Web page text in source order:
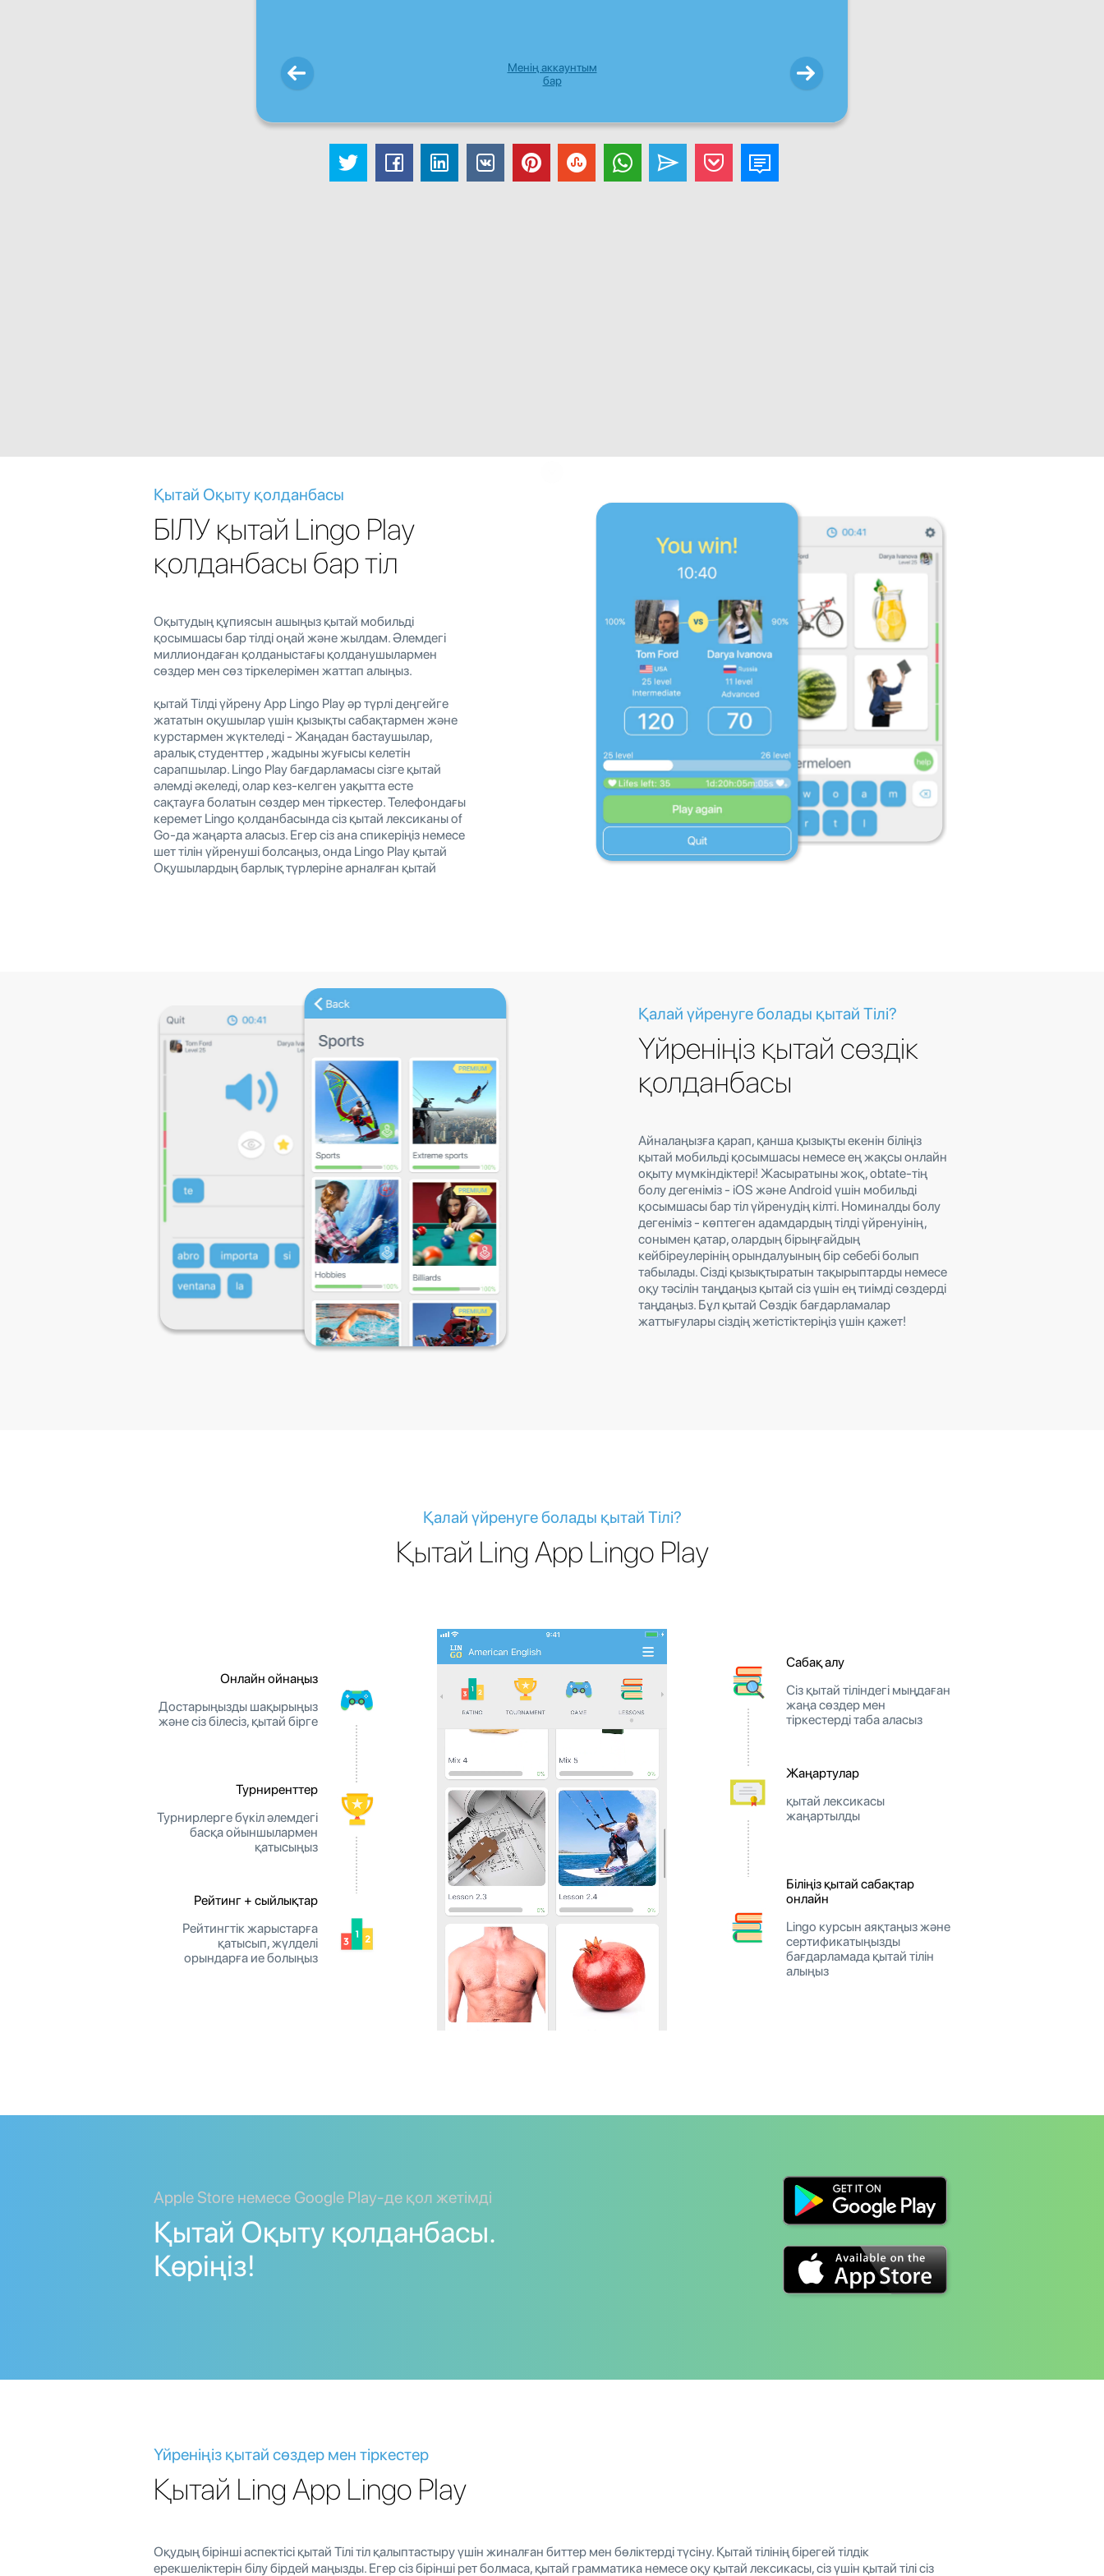
Менің аккаунтым
бар
Қытай Оқыту қолданбасы
БІЛУ қытай Lingo Play
қолданбасы бар тіл
Оқытудың құпиясын ашыңыз қытай мобильді
қосымшасы бар тілді оңай және жылдам. Әлемдегі
миллиондаған қолданыстағы қолданушылармен
сөздер мен сөз тіркелерімен жаттап алыңыз.
қытай Тілді үйрену App Lingo Play әр түрлі деңгейге
жататын оқушылар үшін қызықты сабақтармен және
курстармен жүктеледі - Жаңадан бастаушылар,
аралық студенттер , жадыны жуғысы келетін
сарапшылар. Lingo Play бағдарламасы сізге қытай
әлемді әкеледі, олар кез-келген уақытта есте
сақтауға болатын сөздер мен тіркестер. Телефондағы
керемет Lingo қолданбасында сіз қытай лексиканы of
Go-да жаңарта аласыз. Егер сіз ана спикеріңіз немесе
шет тілін үйренуші болсаңыз, онда Lingo Play қытай
Оқушылардың барлық түрлеріне арналған қытай
Қалай үйренуге болады қытай Тілі?
Үйреніңіз қытай сөздік
қолданбасы
Айналаңызға қарап, қанша қызықты екенін біліңіз
қытай мобильді қосымшасы немесе ең жақсы онлайн
оқыту мүмкіндіктері! Жасыратыны жоқ, obtate-тің
болу дегеніміз - iOS және Android үшін мобильді
қосымшасы бар тіл үйренудің кілті. Номиналды болу
дегеніміз - көптеген адамдардың тілді үйренуінің,
сонымен қатар, олардың бірыңғайдың
кейбіреулерінің орындалуының бір себебі болып
табылады. Сізді қызықтыратын тақырыптарды немесе
оқу тәсілін таңдаңыз қытай сіз үшін ең тиімді сөздерді
таңдаңыз. Бұл қытай Сөздік бағдарламалар
жаттығулары сіздің жетістіктеріңіз үшін қажет!
Қалай үйренуге болады қытай Тілі?
Қытай Ling App Lingo Play
Онлайн ойнаңыз
Достарыңызды шақырыңыз
және сіз білесіз, қытай бірге
Турниренттер
Турнирлерге бүкіл әлемдегі
басқа ойыншылармен
қатысыңыз
Рейтинг + сыйлықтар
Рейтингтік жарыстарға
қатысып, жүлделі
орындарға ие болыңыз
Сабақ алу
Сіз қытай тіліндегі мыңдаған
жаңа сөздер мен
тіркестерді таба аласыз
Жаңартулар
қытай лексикасы
жаңартылды
Біліңіз қытай сабақтар
онлайн
Lingo курсын аяқтаңыз және
сертификатыңызды
бағдарламада қытай тілін
алыңыз
Apple Store немесе Google Play-де қол жетімді
Қытай Оқыту қолданбасы.
Көріңіз!
Үйреніңіз қытай сөздер мен тіркестер
Қытай Ling App Lingo Play
Оқудың бірінші аспектісі қытай Тілі тіл қалыптастыру үшін жиналған биттер мен бөліктерді түсіну. Қытай тілінің бірегей тілдік
ерекшеліктерін білу бірдей маңызды. Егер сіз бірінші рет болмаса, қытай грамматика немесе оқу қытай лексикасы, сіз үшін қытай тілі сіз